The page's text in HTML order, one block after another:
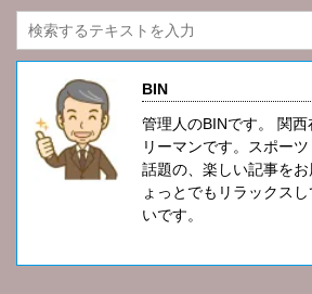
BIN
管理人のBINです。 関
リーマンです。スポー
話題の、楽しい記事を
ょっとでもリラックス
いです。